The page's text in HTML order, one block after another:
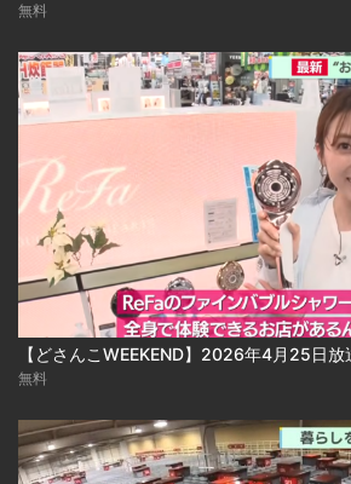
無料
【どさんこWEEKEND】2026年4月25日放
無料